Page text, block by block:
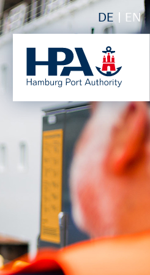
DE EN